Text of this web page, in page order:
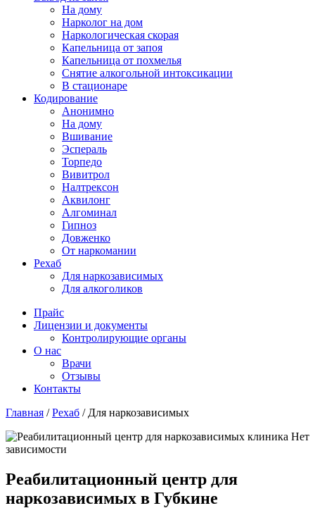
На дому
Нарколог на дом
Наркологическая скорая
Капельница от запоя
Капельница от похмелья
Снятие алкогольной интоксикации
В стационаре
Кодирование
Анонимно
На дому
Вшивание
Эспераль
Торпедо
Вивитрол
Налтрексон
Аквилонг
Алгоминал
Гипноз
Довженко
От наркомании
Рехаб
Для наркозависимых
Для алкоголиков
Прайс
Лицензии и документы
Контролирующие органы
О нас
Врачи
Отзывы
Контакты
Главная /Рехаб / Для наркозависимых
Реабилитационный центр для
наркозависимых в Губкине